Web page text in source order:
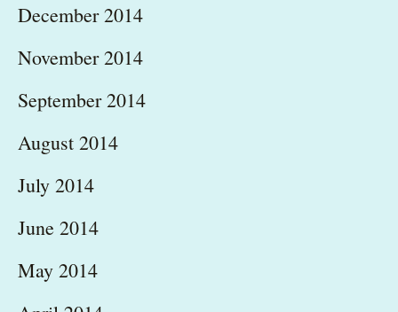
December 2014
November 2014
September 2014
August 2014
July 2014
June 2014
May 2014